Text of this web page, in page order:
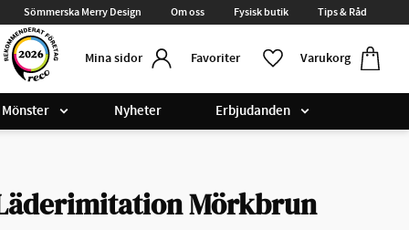
Sömmerska Merry Design Om oss Fysisk butik Tips & Råd
Mina sidor Favoriter Varukorg
Favoriter
Mönster Nyheter Erbjudanden
Mörkbrun